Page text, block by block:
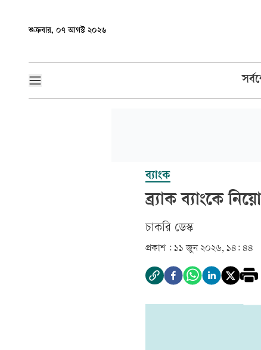
শুক্রবার, ০৭ আগস্ট ২০২৬
ব্যাংক
ব্র্যাক ব্যাংকে
চাকরি ডেস্ক
প্রকাশ : ১১ জুন ২০২৬, ১৪: ৪৪